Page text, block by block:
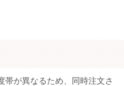
帯が異なるため、同時注文さ